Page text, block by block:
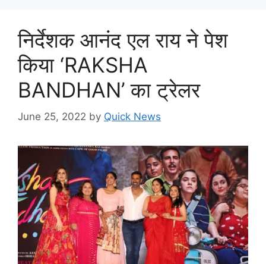
निर्देशक आनंद एल राय ने पेश
किया ‘RAKSHA
BANDHAN’ का ट्रेलर
June 25, 2022 by Quick News